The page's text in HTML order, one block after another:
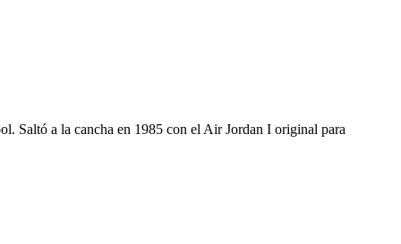
Saltó a la cancha en 1985 con el Air Jordan I original para